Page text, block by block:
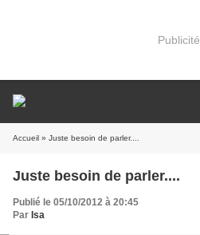
Publicité
Accueil » Juste besoin de parler....
Juste besoin de parler....
Publié le 05/10/2012 à 20:45
Par Isa